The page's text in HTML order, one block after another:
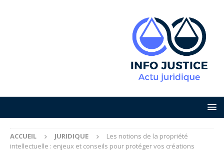
ACCUEIL JURIDIQUE
Les notions de la propriété
intellectuelle : enjeux et conseils pour protéger vos créations